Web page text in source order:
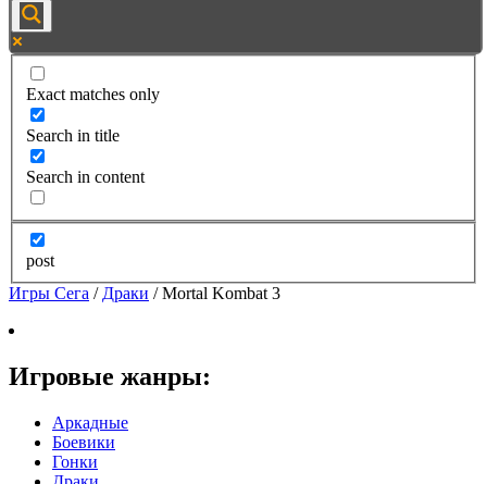
Exact matches only
Search in title
Search in content
post
Игры Сега / Драки /Mortal Kombat 3
Игровые жанры:
Аркадные
Боевики
Гонки